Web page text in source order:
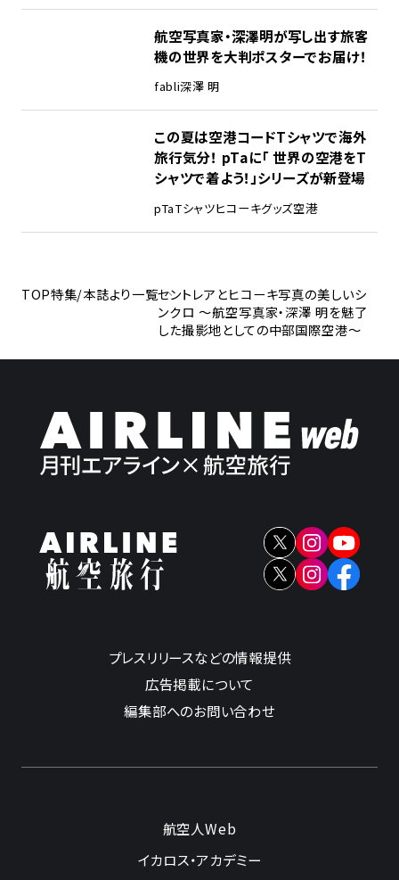
航空写真家・深澤明が写し出す旅客
機の世界を大判ポスターでお届け！
fabli深澤 明
この夏は空港コードTシャツで海外
旅行気分！ pTaに「 世界の空港をT
シャツで着よう！」シリーズが新登場
pTaTシャツヒコーキグッズ空港
TOP特集/本誌より一覧セントレアとヒコーキ写真の美しいシ
ンクロ 〜航空写真家・深澤 明を魅了
した撮影地としての中部国際空港〜
プレスリリースなどの情報提供
広告掲載について
編集部へのお問い合わせ
航空人Web
イカロス・アカデミー